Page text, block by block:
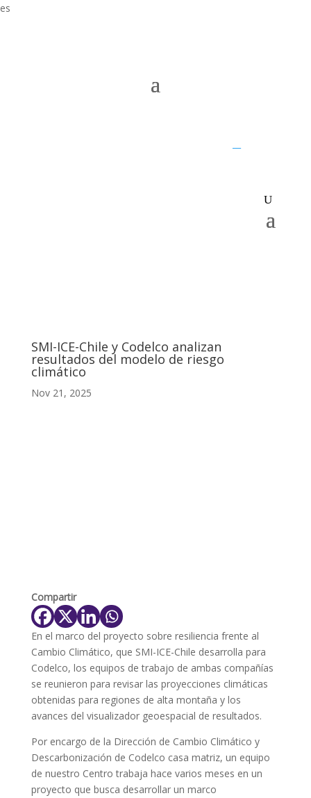
es
SMI-ICE-Chile y Codelco analizan
resultados del modelo de riesgo
climático
Nov 21, 2025
Compartir
En el marco del proyecto sobre resiliencia frente al
Cambio Climático, que SMI-ICE-Chile desarrolla para
Codelco, los equipos de trabajo de ambas compañías
se reunieron para revisar las proyecciones climáticas
obtenidas para regiones de alta montaña y los
avances del visualizador geoespacial de resultados.
Por encargo de la Dirección de Cambio Climático y
Descarbonización de Codelco casa matriz, un equipo
de nuestro Centro trabaja hace varios meses en un
proyecto que busca desarrollar un marco